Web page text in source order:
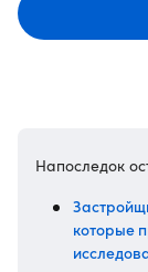
Напоследок
которые